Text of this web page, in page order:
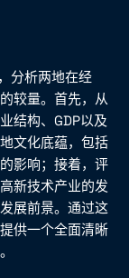
分析两地在经
较量。首先，从
结构、GDP以及
文化底蕴，包括
影响；接着，评
新技术产业的发
展前景。通过这
供一个全面清晰